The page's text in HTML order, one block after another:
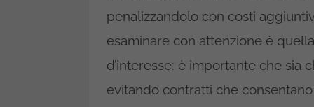
penalizzandolo con costi
esaminare con attenzione è
d’interesse: è importante che sia
evitando contratti che